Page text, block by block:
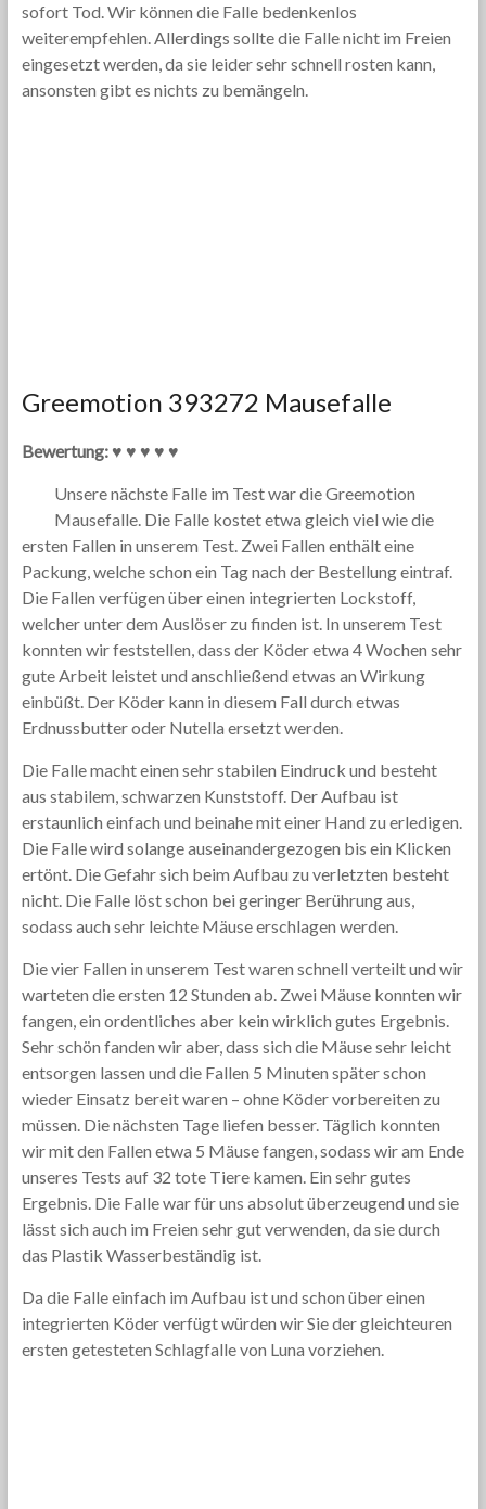
sofort Tod. Wir können die Falle bedenkenlos
weiterempfehlen. Allerdings sollte die Falle nicht im Freien
eingesetzt werden, da sie leider sehr schnell rosten kann,
ansonsten gibt es nichts zu bemängeln.
Greemotion 393272 Mausefalle
Bewertung: ♥ ♥ ♥ ♥ ♥
Unsere nächste Falle im Test war die Greemotion
Mausefalle. Die Falle kostet etwa gleich viel wie die
ersten Fallen in unserem Test. Zwei Fallen enthält eine
Packung, welche schon ein Tag nach der Bestellung eintraf.
Die Fallen verfügen über einen integrierten Lockstoff,
welcher unter dem Auslöser zu finden ist. In unserem Test
konnten wir feststellen, dass der Köder etwa 4 Wochen sehr
gute Arbeit leistet und anschließend etwas an Wirkung
einbüßt. Der Köder kann in diesem Fall durch etwas
Erdnussbutter oder Nutella ersetzt werden.
Die Falle macht einen sehr stabilen Eindruck und besteht
aus stabilem, schwarzen Kunststoff. Der Aufbau ist
erstaunlich einfach und beinahe mit einer Hand zu erledigen.
Die Falle wird solange auseinandergezogen bis ein Klicken
ertönt. Die Gefahr sich beim Aufbau zu verletzten besteht
nicht. Die Falle löst schon bei geringer Berührung aus,
sodass auch sehr leichte Mäuse erschlagen werden.
Die vier Fallen in unserem Test waren schnell verteilt und wir
warteten die ersten 12 Stunden ab. Zwei Mäuse konnten wir
fangen, ein ordentliches aber kein wirklich gutes Ergebnis.
Sehr schön fanden wir aber, dass sich die Mäuse sehr leicht
entsorgen lassen und die Fallen 5 Minuten später schon
wieder Einsatz bereit waren – ohne Köder vorbereiten zu
müssen. Die nächsten Tage liefen besser. Täglich konnten
wir mit den Fallen etwa 5 Mäuse fangen, sodass wir am Ende
unseres Tests auf 32 tote Tiere kamen. Ein sehr gutes
Ergebnis. Die Falle war für uns absolut überzeugend und sie
lässt sich auch im Freien sehr gut verwenden, da sie durch
das Plastik Wasserbeständig ist.
Da die Falle einfach im Aufbau ist und schon über einen
integrierten Köder verfügt würden wir Sie der gleichteuren
ersten getesteten Schlagfalle von Luna vorziehen.